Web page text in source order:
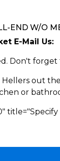
END W/O
E-Mail Us:
Don't
out
or